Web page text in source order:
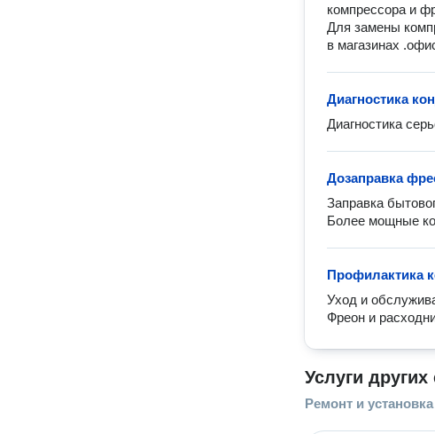
компрессора и
Для замены
в магазинах
Диагностика
Диагностика
Дозаправка
Заправка
Более мощные
Профилактика
Уход и
Фреон и
Услуги
Ремонт и